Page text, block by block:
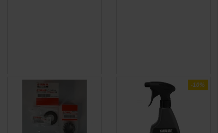
-10%